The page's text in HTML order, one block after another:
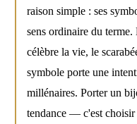
raison simple : ses
sens ordinaire du
célèbre la vie, le
symbole porte une
millénaires. Porter un
tendance — c'est choisir